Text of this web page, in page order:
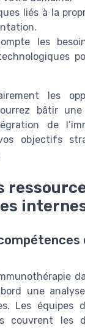
liés à la
les
les
bâtir
de
objectifs
une
Les équipes
couvrent les